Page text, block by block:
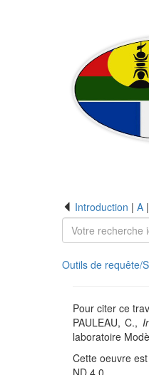
Introduction | A |
Outils de requête/
Pour citer ce
PAULEAU, C.,
laboratoire
Cette oeuvre
ND 4.0